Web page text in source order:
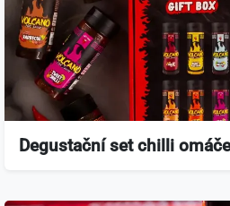
Degustační set chilli